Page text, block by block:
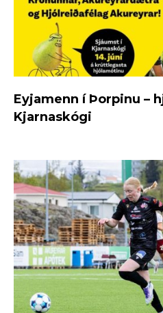
Eyjamenn í Þorpinu –
Kjarnaskógi